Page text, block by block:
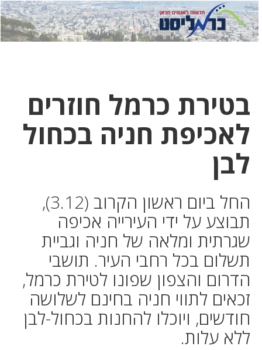
לחץ
כאן
לחץ
כדי
בטירת כרמל חוזרים
לאכיפת חניה בכחול
לבן
החל ביום ראשון הקרוב (3.12),
תבוצע על ידי העירייה אכיפה
שגרתית ומלאה של חניה וגביית
תשלום בכל רחבי העיר. תושבי
הדרום והצפון שפונו לטירת כרמל,
זכאים לתווי חניה בחינם לשלושה
חודשים, ויוכלו להחנות בכחול-לבן
ללא עלות.